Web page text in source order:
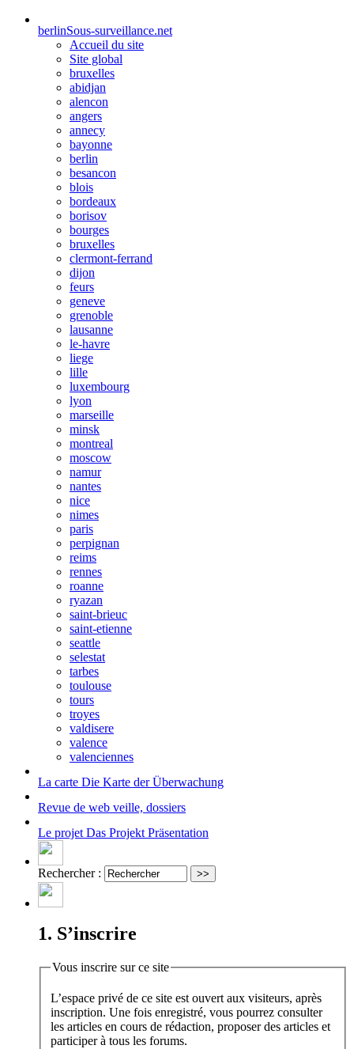
berlinSous-surveillance.net
Accueil du site
Site global
bruxelles
abidjan
alencon
angers
annecy
bayonne
berlin
besancon
blois
bordeaux
borisov
bourges
bruxelles
clermont-ferrand
dijon
feurs
geneve
grenoble
lausanne
le-havre
liege
lille
luxembourg
lyon
marseille
minsk
montreal
moscow
namur
nantes
nice
nimes
paris
perpignan
reims
rennes
roanne
ryazan
saint-brieuc
saint-etienne
seattle
selestat
tarbes
toulouse
tours
troyes
valdisere
valence
valenciennes
La carte Die Karte der Überwachung
Revue de web veille, dossiers
Le projet Das Projekt Präsentation
Rechercher :
1. S’inscrire
Vous inscrire sur ce site
L’espace privé de ce site est ouvert aux visiteurs, après
inscription. Une fois enregistré, vous pourrez consulter
les articles en cours de rédaction, proposer des articles et
participer à tous les forums.